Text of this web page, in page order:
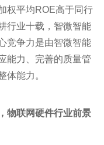
权平均ROE高于同行
行业十载，智微智能
竞争力是由智微智能
能力、完善的质量管
体能力。
物联网硬件行业前景